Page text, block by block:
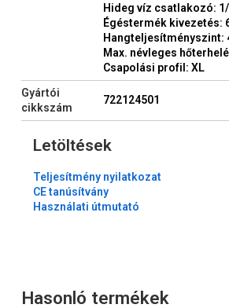
Hideg víz csatlakozó:
Égéstermék kivezetés:
Hangteljesítményszint:
Max. névleges
Csapolási profil: XL
Gyártói
cikkszám
722124501
Letöltések
Teljesítmény nyilatkozat
CE tanúsítvány
Használati útmutató
Hasonló termékek